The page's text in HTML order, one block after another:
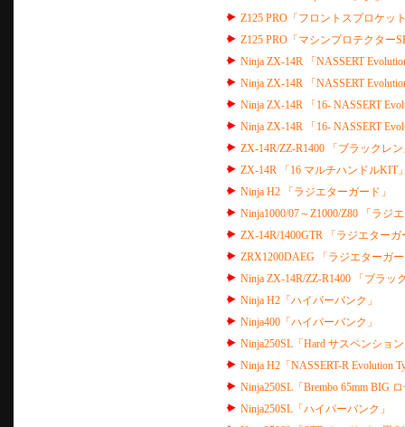
Z125 PRO「フロントスプロケッ
Z125 PRO「マシンプロテクター
Ninja ZX-14R 「NASSERT
Ninja ZX-14R 「NASSERT
Ninja ZX-14R 「16- NASSERT
Ninja ZX-14R 「16- NASSERT
ZX-14R/ZZ-R1400 「ブラックレ
ZX-14R 「16 マルチハンドルKIT
Ninja H2 「ラジエターガード」
Ninja1000/07～Z1000/Z80 「ラジ
ZX-14R/1400GTR 「ラジエターガ
ZRX1200DAEG 「ラジエターガ
Ninja ZX-14R/ZZ-R1400 「ブラッ
Ninja H2「ハイパーバンク」
Ninja400「ハイパーバンク」
Ninja250SL「Hard サスペンショ
Ninja H2「NASSERT-R Evolution
Ninja250SL「Brembo 65mm BIG
Ninja250SL「ハイパーバンク」